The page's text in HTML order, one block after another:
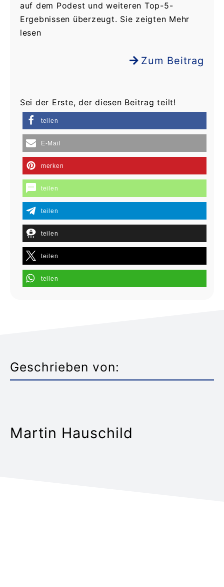
auf dem Podest und weiteren Top-5-
Ergebnissen überzeugt. Sie zeigten Mehr
lesen
Zum Beitrag
Sei der Erste, der diesen Beitrag teilt!
teilen
E-Mail
merken
teilen
teilen
teilen
teilen
teilen
Geschrieben von:
Martin Hauschild